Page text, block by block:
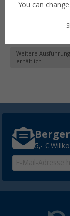
21,19€
Weitere
erhältlich
5,- €
You can